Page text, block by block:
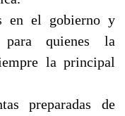
en el gobierno y
para quienes la
la principal
preparadas de